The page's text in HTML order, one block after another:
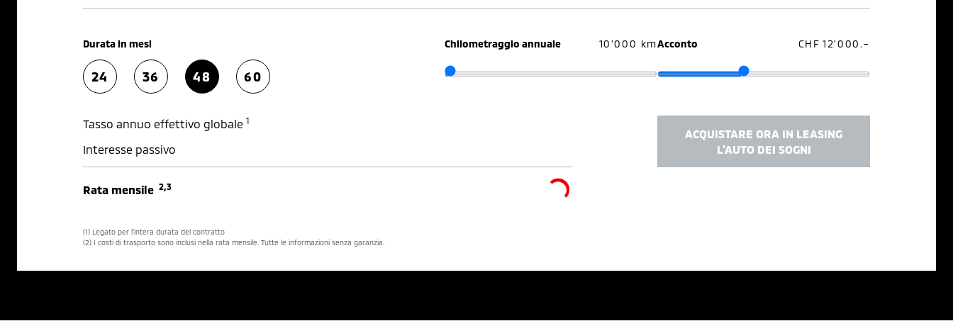
Durata in mesi
24 36 48 60
Chilometraggio annuale 10'000 kmAcconto CHF 12'000.–
Tasso annuo effettivo globale 1
Interesse passivo
Rata mensile 2,3
(1) Legato per l’intera durata del contratto
(2) I costi di trasporto sono inclusi nella rata mensile. Tutte le informazioni senza garanzia.
ACQUISTARE ORA IN LEASING
L'AUTO DEI SOGNI